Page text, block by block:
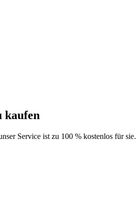
kaufen
Service ist zu 100 % kostenlos für sie.